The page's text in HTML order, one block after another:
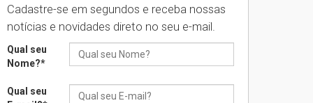
05.08.2026
Universidade Mackenzie
realizará nova edição da
05.08.2026
Cadastre-se em segundos e receba nossas
notícias e novidades direto no seu e-mail.
Qual seu
Nome?*
Qual seu